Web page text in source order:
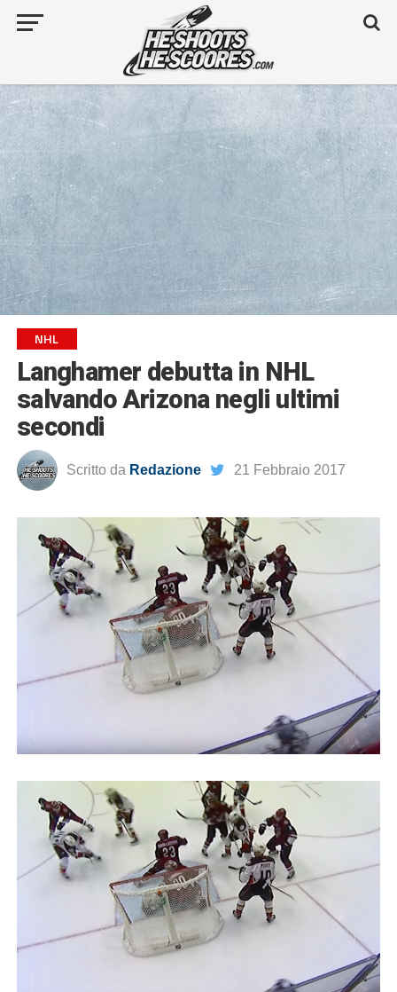
NHL
Langhamer debutta in NHL
salvando Arizona negli ultimi
secondi
Scritto da Redazione 21 Febbraio 2017